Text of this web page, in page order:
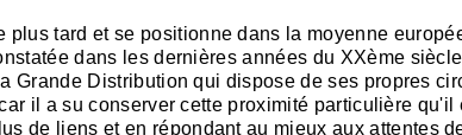
tard et se positionne dans la moyenne
dans les dernières années du XXème
Grande Distribution qui dispose de ses propres
il a su conserver cette proximité particulière qu'il
de liens et en répondant au mieux aux attentes